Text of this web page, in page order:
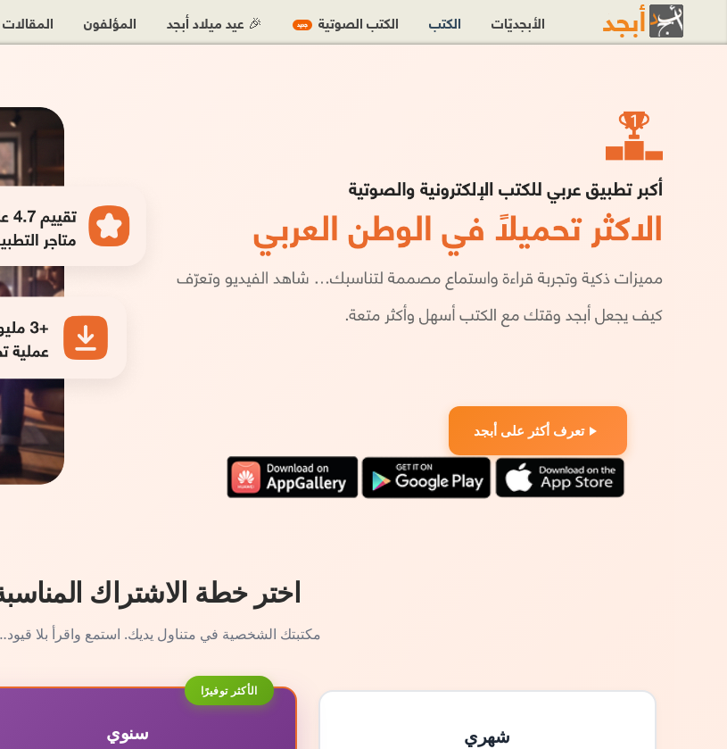
تعرف أكثر على أبجد
اختر خطة الاشتراك
مكتبتك الشخصية في متناول يديك. استمع واقرأ بلا
شهري
الأكثر توفيرًا
سنوي
الأبجديّات الكتب الكتب الصوتية جديد 🎉 عيد ميلاد أبجد المؤلفون المقالات